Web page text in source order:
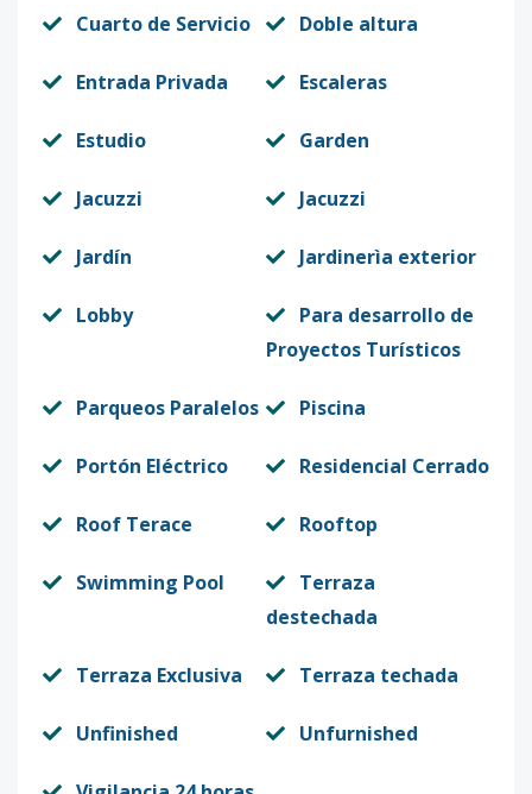
Cuarto de Servicio Doble altura
Entrada Privada Escaleras
Estudio Garden
Jacuzzi Jacuzzi
Jardín Jardinerìa exterior
Lobby
Para desarrollo de
Proyectos Turísticos
Parqueos Paralelos Piscina
Portón Eléctrico Residencial Cerrado
Roof Terace Rooftop
Swimming Pool
Terraza
destechada
Terraza Exclusiva Terraza techada
Unfinished Unfurnished